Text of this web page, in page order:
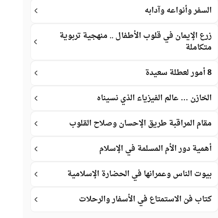
السفر وأنواعه وآدابه
زرع الإيمان في قلوب الأطفال .. منهجية تربوية
متكاملة
8 أمور لعطلة سعيدة
الخازن … عالم الفيزياء الذي نسيناه
مقام المراقبة طريق الإحسان وصلاح القلوب
أهمية دور الأم المسلمة في الإسلام
بيوت الناس وعمرانها في الحضارة الإسلامية
كتاب فن الاستمتاع في الأسفار والرحلات